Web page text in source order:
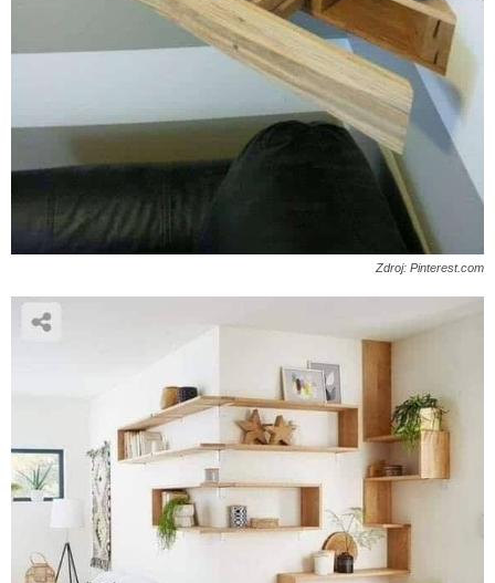
Zdroj: Pinterest.com